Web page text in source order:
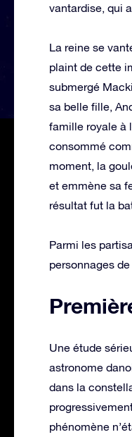
vantardise, qui
La reine se
plaint de cette
submergé
sa belle fille,
famille royale à
consommé
moment, la
et emmène sa
résultat fut la
Parmi les
personnages
Une étude
astronome
dans la
phénomène